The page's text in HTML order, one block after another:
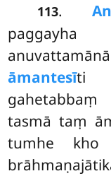
113.
āmantesīti
tasmā taṃ
tumhe